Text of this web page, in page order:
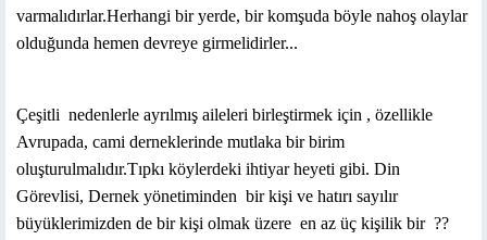
varmalıdırlar.Herhangi bir yerde, bir komşuda böyle nahoş olaylar
olduğunda hemen devreye girmelidirler...
Çeşitli nedenlerle ayrılmış aileleri birleştirmek için , özellikle
Avrupada, cami derneklerinde mutlaka bir birim
oluşturulmalıdır.Tıpkı köylerdeki ihtiyar heyeti gibi. Din
Görevlisi, Dernek yönetiminden bir kişi ve hatırı sayılır
büyüklerimizden de bir kişi olmak üzere en az üç kişilik bir ??